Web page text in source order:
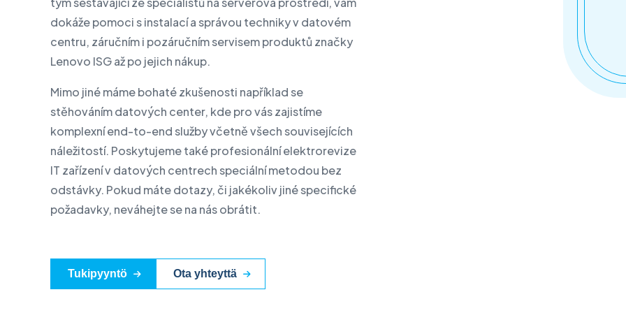
Ohjelmisto
Lenovo PC-tuotteet
IBM:n tuotteet
IT- ja kyberturvallisuuden
tarkastus
Uutiset
Tapahtumat
Kirjoita meille
tarkistus
Tietokeskusten siirtäminen
dokáže pomoci s instalací a správou techniky v datovém
centru, záručním i pozáručním servisem produktů značky
Lenovo ISG až po jejich nákup.
Mimo jiné máme bohaté zkušenosti například se
stěhováním datových center, kde pro vás zajistíme
komplexní end-to-end služby včetně všech souvisejících
náležitostí. Poskytujeme také profesionální elektrorevize
IT zařízení v datových centrech speciální metodou bez
odstávky. Pokud máte dotazy, či jakékoliv jiné specifické
požadavky, neváhejte se na nás obrátit.
Tukipyyntö Ota yhteyttä